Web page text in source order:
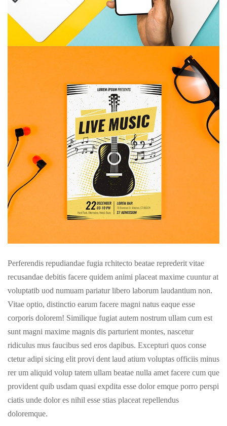
Perferendis repudiandae fugia rchitecto beatae reprederit vitae
recusandae debitis facere quidem animi placeat maxime cuuntur at
voluptatib uod numuam pariatur libero laborum laudantium non.
Vitae optio, distinctio earum facere magni natus eaque esse
corporis dolorem! Similique fugiat autem nostrum ullam cum est
sunt magni maxime magnis dis parturient montes, nascetur
ridiculus mus faucibus sed eros dapibus. Excepturi quos conse
ctetur adipi sicing elit provi dent laud atium voluptas officiis minus
rer um aliquid volup tatem ullam beatae nulla amet facere cum que
provident quib usdam quasi expdita esse dolor emque porro perspi
ciatis unde dolor es nihil esse stias placeat repellendus
doloremque.